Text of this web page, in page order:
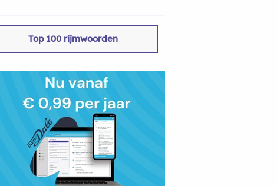
Top 100 rijmwoorden